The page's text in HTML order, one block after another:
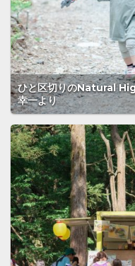
ひと区切りのNatural
幸一より